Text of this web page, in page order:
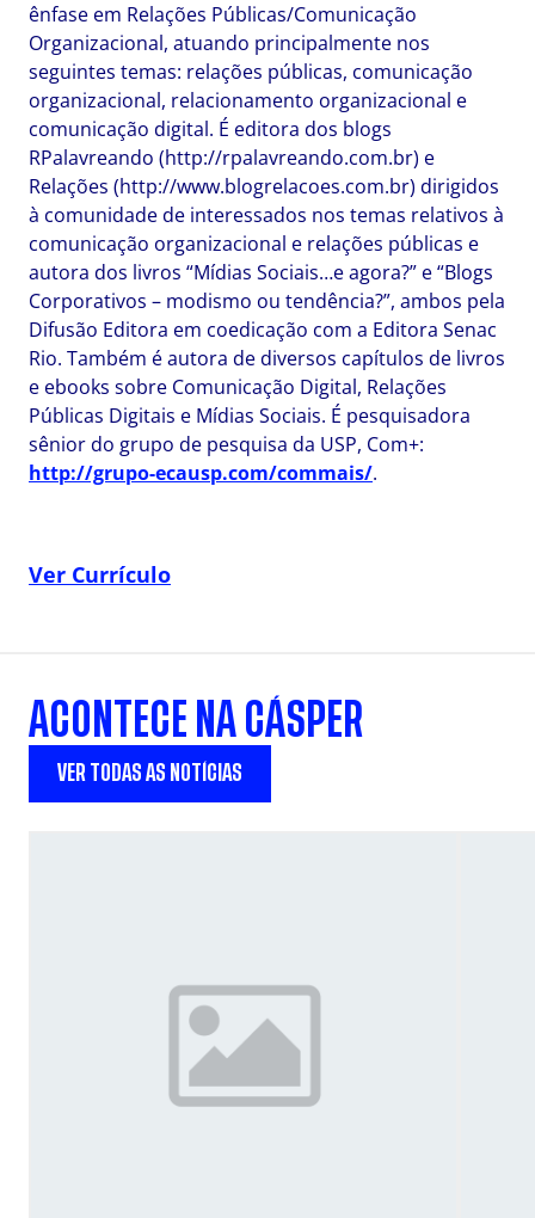
ênfase em Relações Públicas/Comunicação
Organizacional, atuando principalmente nos
seguintes temas: relações públicas, comunicação
organizacional, relacionamento organizacional e
comunicação digital. É editora dos blogs
RPalavreando (http://rpalavreando.com.br) e
Relações (http://www.blogrelacoes.com.br) dirigidos
à comunidade de interessados nos temas relativos à
comunicação organizacional e relações públicas e
autora dos livros “Mídias Sociais…e agora?” e “Blogs
Corporativos – modismo ou tendência?”, ambos pela
Difusão Editora em coedicação com a Editora Senac
Rio. Também é autora de diversos capítulos de livros
e ebooks sobre Comunicação Digital, Relações
Públicas Digitais e Mídias Sociais. É pesquisadora
sênior do grupo de pesquisa da USP, Com+:
http://grupo-ecausp.com/commais/.
Ver Currículo
ACONTECE NA CÁSPER
VER TODAS AS NOTÍCIAS